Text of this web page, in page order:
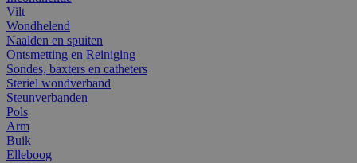
Vilt
Wondhelend
Naalden en spuiten
Ontsmetting en Reiniging
Sondes, baxters en catheters
Steriel wondverband
Steunverbanden
Pols
Arm
Buik
Elleboog